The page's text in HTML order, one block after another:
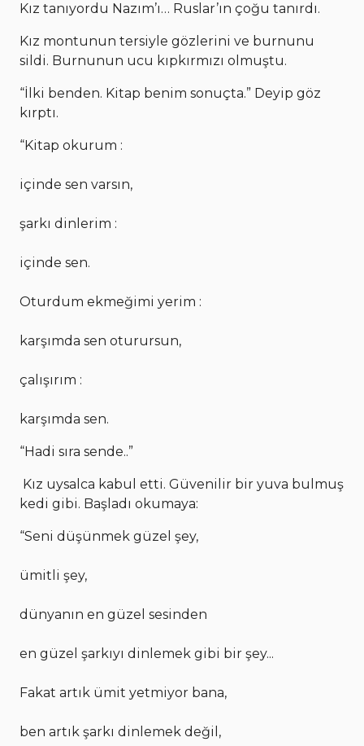
Kız tanıyordu Nazım’ı… Ruslar’ın çoğu tanırdı.
Kız montunun tersiyle gözlerini ve burnunu
sildi. Burnunun ucu kıpkırmızı olmuştu.
“İlki benden. Kitap benim sonuçta.” Deyip göz
kırptı.
“Kitap okurum :
içinde sen varsın,
şarkı dinlerim :
içinde sen.
Oturdum ekmeğimi yerim :
karşımda sen oturursun,
çalışırım :
karşımda sen.
“Hadi sıra sende..”
Kız uysalca kabul etti. Güvenilir bir yuva bulmuş
kedi gibi. Başladı okumaya:
“Seni düşünmek güzel şey,
ümitli şey,
dünyanın en güzel sesinden
en güzel şarkıyı dinlemek gibi bir şey...
Fakat artık ümit yetmiyor bana,
ben artık şarkı dinlemek değil,